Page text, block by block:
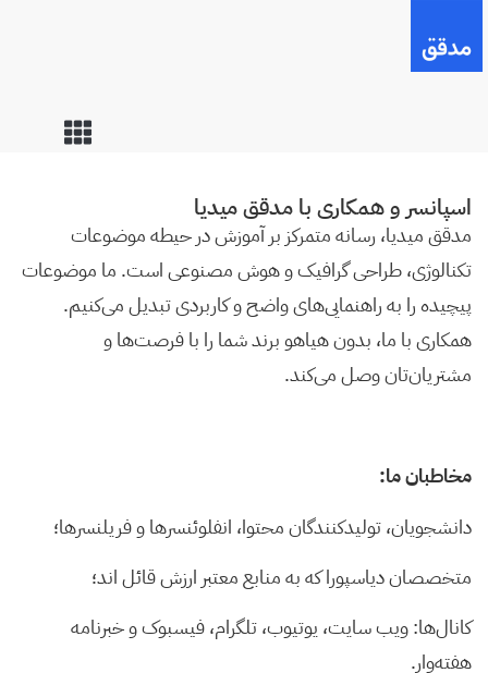
اسپانسر و همکاری با مدقق میدیا
مدقق میدیا، رسانه متمرکز بر آموزش در حیطه موضوعات
تکنالوژی، طراحی گرافیک و هوش مصنوعی است. ما موضوعات
پیچیده را به راهنمایی‌های واضح و کاربردی تبدیل می‌کنیم.
همکاری با ما، بدون هیاهو برند شما را با فرصت‌ها و
مشتریان‌تان وصل می‌کند.
مخاطبان ما:
دانشجویان، تولیدکنندگان محتوا، انفلوئنسرها و فریلنسرها؛
متخصصان دیاسپورا که به منابع معتبر ارزش قائل اند؛
کانال‌ها: ویب سایت، یوتیوب، تلگرام، فیسبوک و خبرنامه
هفته‌وار.